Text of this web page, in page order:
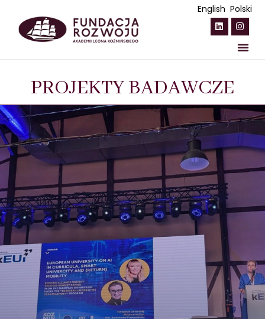
English Polski
Obszary strategiczne
Programy stypendialne
Kapitał Żelazny
Darczyńcy
Kontakt
Przekaż darowiznę
PROJEKTY BADAWCZE